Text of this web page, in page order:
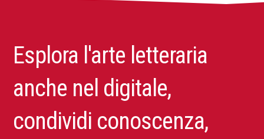
Esplora l'arte letteraria
anche nel digitale,
condividi conoscenza,